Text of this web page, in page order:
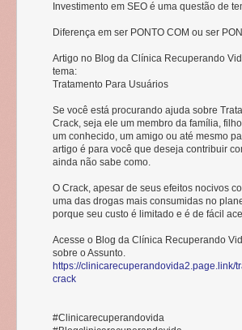
Tratamento de Usuários de Crack: O que Leva
Como mencionei acima, uma dasprincipais
pessoa a usar o Crack é sua facilidade de
Além disso, o indivíduo pode ir comprar outra
local, pode acabar comprandocrack porque
mesmo lugar, e claro, porque é barato.
Outro componente da demanda é a sensação de
crack proporciona.
Embora a probabilidade de que o crack seja
Investimento em SEO é uma questão de
Diferença em ser PONTO COM ou ser
Artigo no Blog da Clínica Recuperando
tema:
Tratamento Para Usuários
Se você está procurando ajuda sobre
Crack, seja ele um membro da família,
um conhecido, um amigo ou até mesmo
artigo é para você que deseja contribuir
ainda não sabe como.
O Crack, apesar de seus efeitos nocivos
uma das drogas mais consumidas no
porque seu custo é limitado e é de fácil
Acesse o Blog da Clínica Recuperando
sobre o Assunto.
https://clinicarecuperandovida2.page.link/
crack
#Clinicarecuperandovida